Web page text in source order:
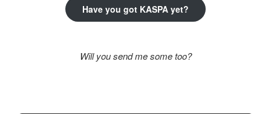
Have you got KASPA yet?
Will you send me some too?